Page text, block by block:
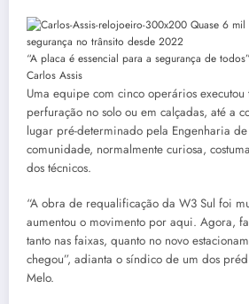
“A placa é essencial para a segurança de
Carlos Assis
Uma equipe com cinco operários
perfuração no solo ou em calçadas, até a
lugar pré-determinado pela Engenharia
comunidade, normalmente curiosa,
dos técnicos.
“A obra de requalificação da W3 Sul foi
aumentou o movimento por aqui. Agora,
tanto nas faixas, quanto no novo
chegou”, adianta o síndico de um dos
Melo.